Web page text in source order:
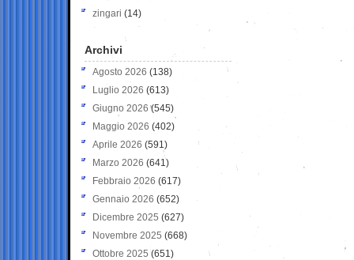
zingari (14)
Archivi
Agosto 2026 (138)
Luglio 2026 (613)
Giugno 2026 (545)
Maggio 2026 (402)
Aprile 2026 (591)
Marzo 2026 (641)
Febbraio 2026 (617)
Gennaio 2026 (652)
Dicembre 2025 (627)
Novembre 2025 (668)
Ottobre 2025 (651)